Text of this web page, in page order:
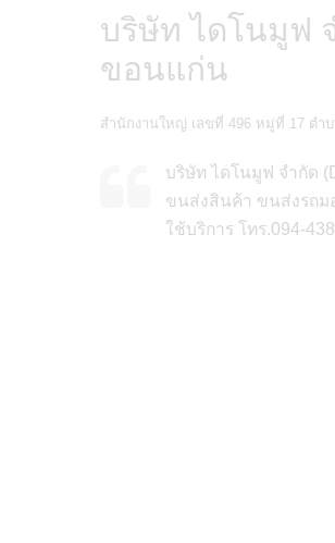
บริษัท ไดโนมูฟ
ขอนแก่น
สำนักงานใหญ่ เลขที่ 496 หมู่ที่ 17 ตำ
บริษัท ไดโนมูฟ จำกัด
ขนส่งสินค้า ขนส่งรถม
ใช้บริการ โทร.094-